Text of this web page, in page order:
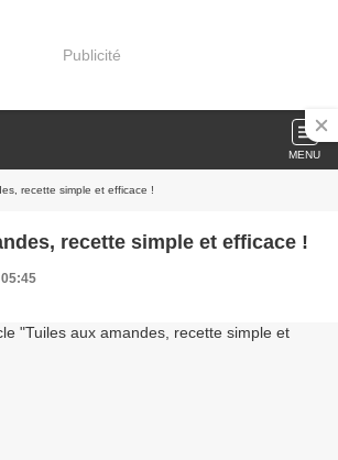
Publicité
MENU
recette simple et efficace !
recette simple et efficace !